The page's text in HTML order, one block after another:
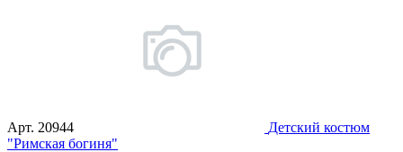
Арт. 20944
Детский костюм
"Римская богиня"